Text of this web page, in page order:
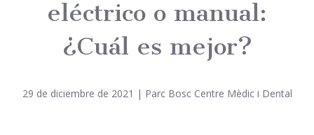
eléctrico o manual:
¿Cuál es mejor?
29 de diciembre de 2021 | Parc Bosc Centre Mèdic i Dental